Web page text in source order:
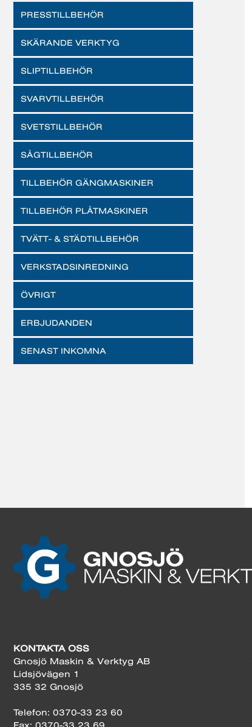
PRESSTILLBEHÖR
SKÄRANDE VERKTYG
SLIPTILLBEHÖR
SVARVTILLBEHÖR
SVETSTILLBEHÖR
SÅGTILLBEHÖR
TILLBEHÖR GÄNGMASKINER
TILLBEHÖR PLÅTMASKINER
TVÄTT- & STÄDTILLBEHÖR
VERKSTADSINREDNING
ÖVRIGT
ERBJUDANDEN
SENAST INKOMNA
KONTAKTA OSS
Gnosjö Maskin & Verktyg AB
Lidsjövägen 1
335 32 Gnosjö
Telefon: 0370-33 23 60
Fax: 0370-33 23 69